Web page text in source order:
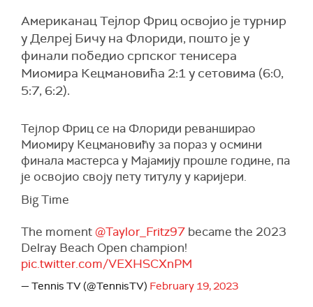
Американац Тејлор Фриц освојио је турнир
у Делреј Бичу на Флориди, пошто је у
финали победио српског тенисера
Миомира Кецмановића 2:1 у сетовима (6:0,
5:7, 6:2).
Тејлор Фриц се на Флориди реванширао
Миомиру Кецмановићу за пораз у осмини
финала мастерса у Мајамију прошле године, па
је освојио своју пету титулу у каријери.
Big Time
The moment @Taylor_Fritz97 became the 2023
Delray Beach Open champion!
pic.twitter.com/VEXHSCXnPM
— Tennis TV (@TennisTV) February 19, 2023